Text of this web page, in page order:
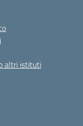
altri istituti